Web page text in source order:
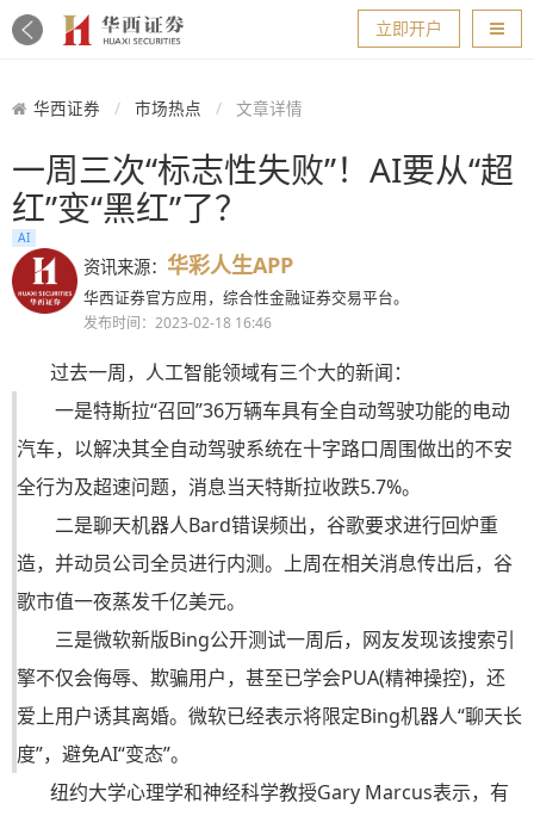
导航
立即开户
华西证券 市场热点 文章详情
一周三次“标志性失败”！AI要从“超
红”变“黑红”了？
AI
资讯来源： 华彩人生APP
华西证券官方应用，综合性金融证券交易平台。
发布时间：2023-02-18 16:46
过去一周，人工智能领域有三个大的新闻：
一是特斯拉“召回”36万辆车具有全自动驾驶功能的电动
汽车，以解决其全自动驾驶系统在十字路口周围做出的不安
全行为及超速问题，消息当天特斯拉收跌5.7%。
二是聊天机器人Bard错误频出，谷歌要求进行回炉重
造，并动员公司全员进行内测。上周在相关消息传出后，谷
歌市值一夜蒸发千亿美元。
三是微软新版Bing公开测试一周后，网友发现该搜索引
擎不仅会侮辱、欺骗用户，甚至已学会PUA(精神操控)，还
爱上用户诱其离婚。微软已经表示将限定Bing机器人“聊天长
度”，避免AI“变态”。
纽约大学心理学和神经科学教授Gary Marcus表示，有